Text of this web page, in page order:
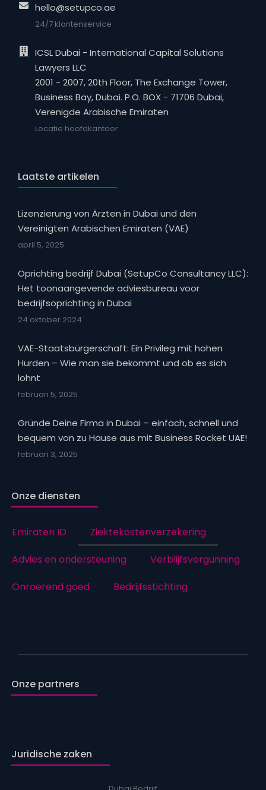
hello@setupco.ae
24/7 klantenservice
ICSL Dubai - International Capital Solutions
Lawyers LLC
2001 - 2007, 20th Floor, The Exchange Tower,
Business Bay, Dubai. P.O. BOX - 71706 Dubai,
Verenigde Arabische Emiraten
Locatie hoofdkantoor
Laatste artikelen
Lizenzierung von Ärzten in Dubai und den
Vereinigten Arabischen Emiraten (VAE)
april 5, 2025
Oprichting bedrijf Dubai (SetupCo Consultancy LLC):
Het toonaangevende adviesbureau voor
bedrijfsoprichting in Dubai
24 oktober 2024
VAE-Staatsbürgerschaft: Ein Privileg mit hohen
Hürden – Wie man sie bekommt und ob es sich
lohnt
februari 5, 2025
Gründe Deine Firma in Dubai – einfach, schnell und
bequem von zu Hause aus mit Business Rocket UAE!
februari 3, 2025
Onze diensten
Emiraten ID
Ziektekostenverzekering
Advies en ondersteuning
Verblijfsvergunning
Onroerend goed
Bedrijfsstichting
Onze partners
Juridische zaken